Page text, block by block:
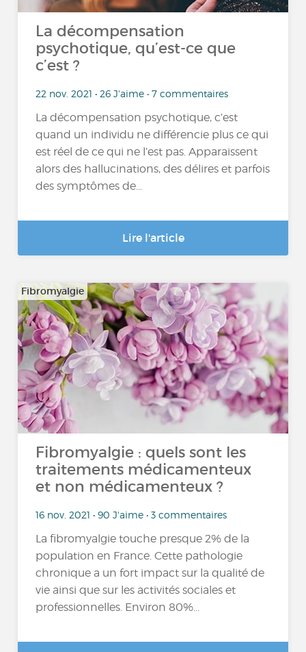
La décompensation
psychotique, qu’est-ce que
c’est ?
22 nov. 2021 • 26 J'aime • 7 commentaires
La décompensation psychotique, c’est
quand un individu ne différencie plus ce qui
est réel de ce qui ne l’est pas. Apparaissent
alors des hallucinations, des délires et parfois
des symptômes de...
Lire l'article
Fibromyalgie
Fibromyalgie : quels sont les
traitements médicamenteux
et non médicamenteux ?
16 nov. 2021 • 90 J'aime • 3 commentaires
La fibromyalgie touche presque 2% de la
population en France. Cette pathologie
chronique a un fort impact sur la qualité de
vie ainsi que sur les activités sociales et
professionnelles. Environ 80%...